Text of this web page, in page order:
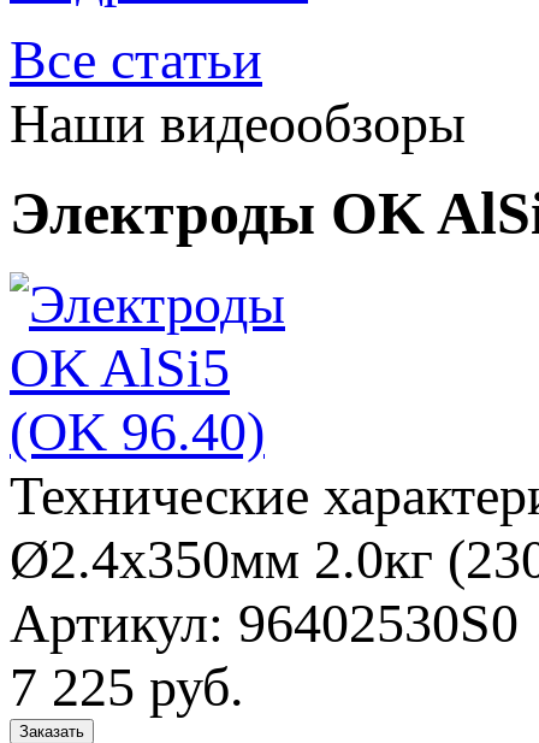
Все статьи
Наши видеообзоры
Электроды OK
Технические
Ø2.4x350мм 2.0кг
Артикул: 96402530S0
7 225 руб.